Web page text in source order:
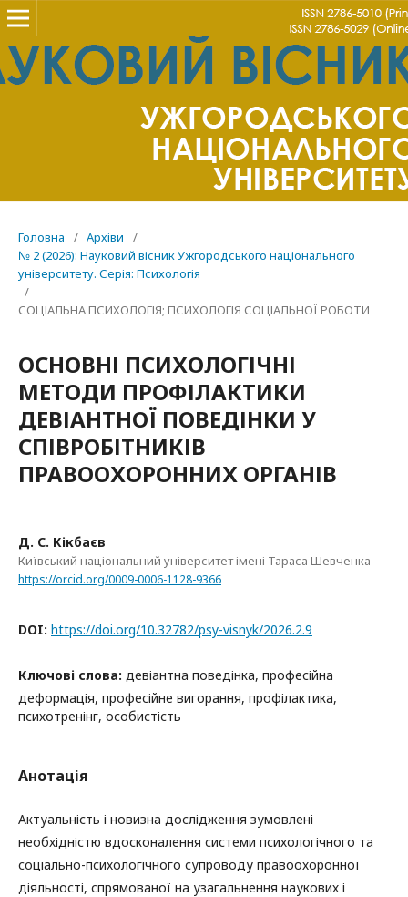
Головна / Архіви
/
№ 2 (2026): Науковий вісник Ужгородського національного
університету. Серія: Психологія
/
СОЦІАЛЬНА ПСИХОЛОГІЯ; ПСИХОЛОГІЯ СОЦІАЛЬНОЇ РОБОТИ
ОСНОВНІ ПСИХОЛОГІЧНІ
МЕТОДИ ПРОФІЛАКТИКИ
ДЕВІАНТНОЇ ПОВЕДІНКИ У
СПІВРОБІТНИКІВ
ПРАВООХОРОННИХ ОРГАНІВ
Д. С. Кікбаєв
Київський національний університет імені Тараса Шевченка
https://orcid.org/0009-0006-1128-9366
DOI: https://doi.org/10.32782/psy-visnyk/2026.2.9
Ключові слова: девіантна поведінка, професійна
деформація, професійне вигорання, профілактика,
психотренінг, особистість
Анотація
Актуальність і новизна дослідження зумовлені
необхідністю вдосконалення системи психологічного та
соціально-психологічного супроводу правоохоронної
діяльності, спрямованої на узагальнення наукових і